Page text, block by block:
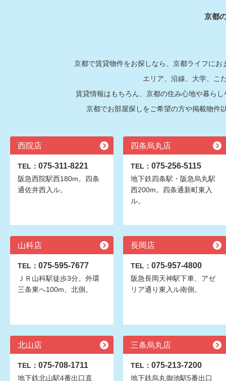
京都
京都で賃貸物件をお探しなら、京都ライフに
エリア、沿線、大学、こ
賃貸情報はもちろん、京都の住み心地や暮ら
京都でお部屋探しをご希望の方や掲載物件
西院店
TEL： 075-311-8221
阪急西院駅西180m。四条
通佐井西入ル。
四条烏丸店
TEL： 075-256-5115
地下鉄四条駅・阪急烏丸駅
西200m。四条通新町東入
ル。
山科店
TEL： 075-595-7677
ＪＲ山科駅徒歩3分。外環
三条東へ100m、北側。
長岡店
TEL： 075-957-4800
阪急長岡天神駅下車、アゼ
リア通り東入ル南側。
北山店
TEL： 075-708-1711
地下鉄北山駅4番出口直
三条烏丸店
TEL： 075-213-7200
地下鉄烏丸御池駅5番出口